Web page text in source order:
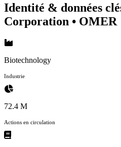
Identité & données
Corporation • OMER
Biotechnology
Industrie
72.4 M
Actions en circulation